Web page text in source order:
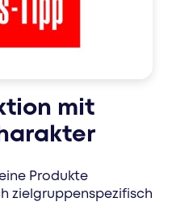
mit
Produkte
zielgruppenspezifisch